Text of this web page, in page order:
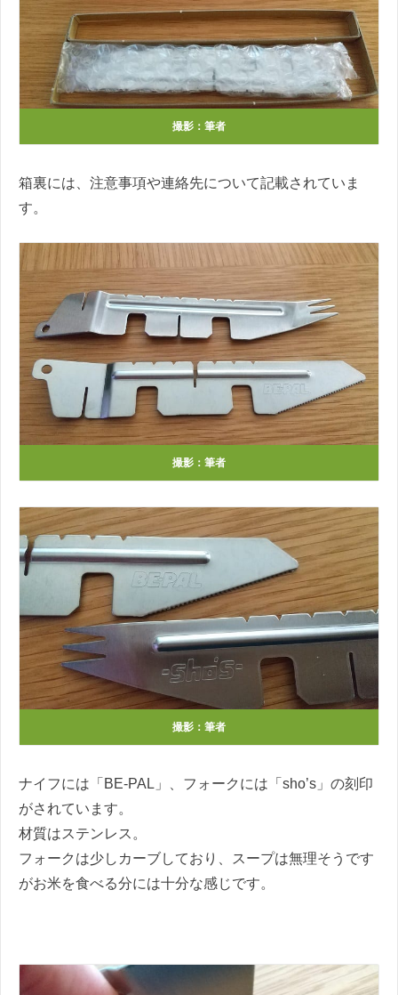
撮影：筆者
箱裏には、注意事項や連絡先について記載されていま
す。
撮影：筆者
撮影：筆者
ナイフには「BE-PAL」、フォークには「sho’s」の刻印
がされています。
材質はステンレス。
フォークは少しカーブしており、スープは無理そうです
がお米を食べる分には十分な感じです。